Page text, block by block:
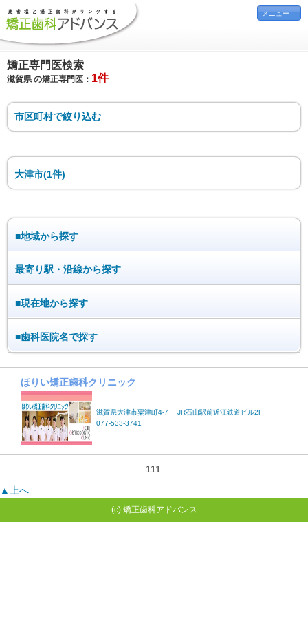
メニュー
矯正専門医検索
滋賀県 の矯正専門医： 1件
市区町村で絞り込む
大津市(1件)
■地域から探す
最寄り駅・沿線から探す
■現在地から探す
■歯科医院名で探す
ほりい矯正歯科クリニック
滋賀県大津市粟津町4-7 JR石山駅前近江鉄道ビル2F
077-533-3741
111
▲上へ
(c) 矯正歯科アドバンス